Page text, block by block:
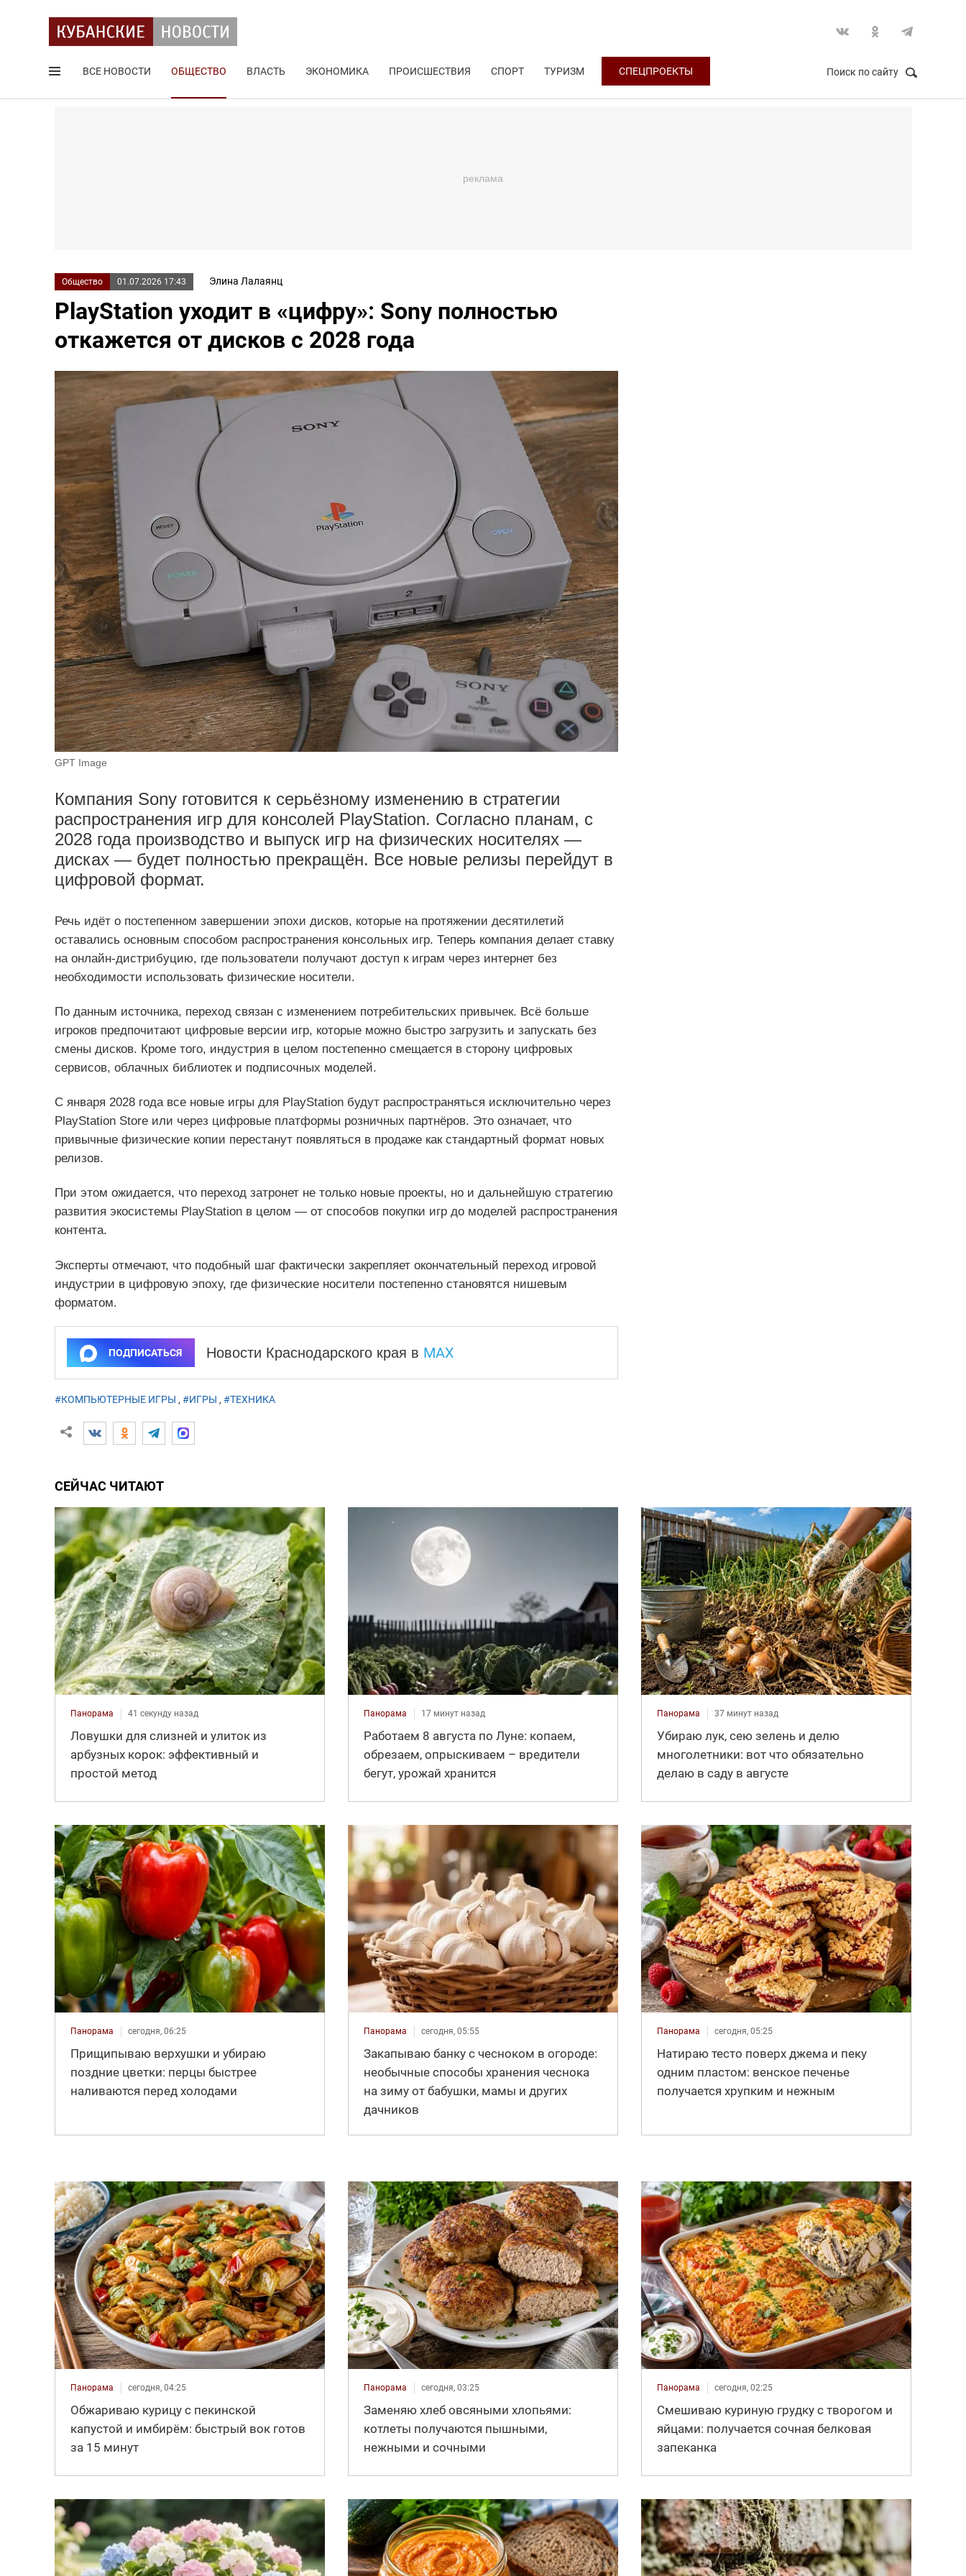
ВСЕ НОВОСТИ ОБЩЕСТВО ВЛАСТЬ ЭКОНОМИКА ПРОИСШЕСТВИЯ СПОРТ ТУРИЗМ СПЕЦПРОЕКТЫ Поиск по сайту
Общество 01.07.2026 17:43 Элина Лалаянц
PlayStation уходит в «цифру»: Sony полностью
откажется от дисков с 2028 года
GPT Image
Компания Sony готовится к серьёзному изменению в стратегии
распространения игр для консолей PlayStation. Согласно планам, с
2028 года производство и выпуск игр на физических носителях —
дисках — будет полностью прекращён. Все новые релизы перейдут в
цифровой формат.
Речь идёт о постепенном завершении эпохи дисков, которые на протяжении десятилетий
оставались основным способом распространения консольных игр. Теперь компания делает ставку
на онлайн-дистрибуцию, где пользователи получают доступ к играм через интернет без
необходимости использовать физические носители.
По данным источника, переход связан с изменением потребительских привычек. Всё больше
игроков предпочитают цифровые версии игр, которые можно быстро загрузить и запускать без
смены дисков. Кроме того, индустрия в целом постепенно смещается в сторону цифровых
сервисов, облачных библиотек и подписочных моделей.
С января 2028 года все новые игры для PlayStation будут распространяться исключительно через
PlayStation Store или через цифровые платформы розничных партнёров. Это означает, что
привычные физические копии перестанут появляться в продаже как стандартный формат новых
релизов.
При этом ожидается, что переход затронет не только новые проекты, но и дальнейшую стратегию
развития экосистемы PlayStation в целом — от способов покупки игр до моделей распространения
контента.
Эксперты отмечают, что подобный шаг фактически закрепляет окончательный переход игровой
индустрии в цифровую эпоху, где физические носители постепенно становятся нишевым
форматом.
ПОДПИСАТЬСЯ Новости Краснодарского края в MAX
#КОМПЬЮТЕРНЫЕ ИГРЫ , #ИГРЫ , #ТЕХНИКА
СЕЙЧАС ЧИТАЮТ
Панорама 41 секунду назад
Ловушки для слизней и улиток из
арбузных корок: эффективный и
простой метод
Панорама 17 минут назад
Работаем 8 августа по Луне: копаем,
обрезаем, опрыскиваем – вредители
бегут, урожай хранится
Панорама 37 минут назад
Убираю лук, сею зелень и делю
многолетники: вот что обязательно
делаю в саду в августе
Панорама сегодня, 06:25
Прищипываю верхушки и убираю
поздние цветки: перцы быстрее
наливаются перед холодами
Панорама сегодня, 05:55
Закапываю банку с чесноком в огороде:
необычные способы хранения чеснока
на зиму от бабушки, мамы и других
дачников
Панорама сегодня, 05:25
Натираю тесто поверх джема и пеку
одним пластом: венское печенье
получается хрупким и нежным
Панорама сегодня, 04:25
Обжариваю курицу с пекинской
капустой и имбирём: быстрый вок готов
за 15 минут
Панорама сегодня, 03:25
Заменяю хлеб овсяными хлопьями:
котлеты получаются пышными,
нежными и сочными
Панорама сегодня, 02:25
Смешиваю куриную грудку с творогом и
яйцами: получается сочная белковая
запеканка